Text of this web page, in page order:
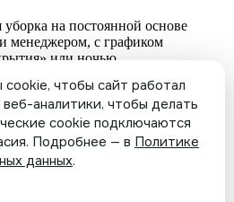
на постоянной основе
менеджером, с графиком
или ночью
конце месяца
участия, если кто-то заболел
состояния, сроков, режима
чтобы сайт работал
аналитики, чтобы делать
cookie подключаются
Подробнее — в Политике
данных.